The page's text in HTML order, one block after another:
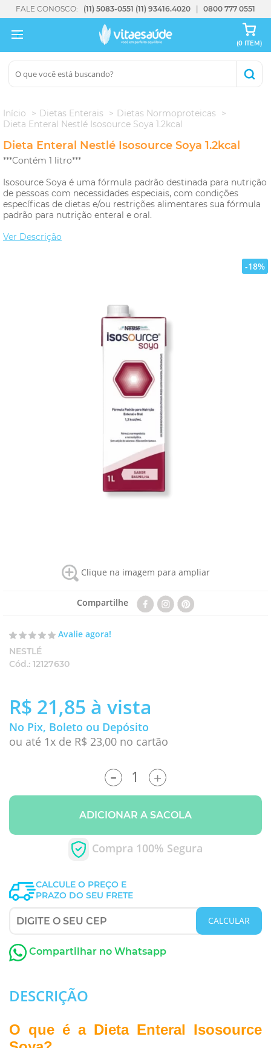
FALE CONOSCO: (11) 5083-0551 (11) 93416.4020 0800 777 0551
(0 ITEM)
Início Dietas Enterais
Dietas Normoproteicas
Dieta Enteral Nestlé Isosource Soya 1.2kcal
Dieta Enteral Nestlé Isosource Soya 1.2kcal
***Contém 1 litro***
Isosource Soya é uma fórmula padrão destinada para nutrição
de pessoas com necessidades especiais, com condições
específicas de dietas e/ou restrições alimentares sua fórmula
padrão para nutrição enteral e oral.
Ver Descrição
-18%
Clique na imagem para ampliar
Compartilhe
Avalie agora!
NESTLÉ
Cód.: 12127630
R$ 21,85 à vista
No Pix, Boleto ou Depósito
ou até 1x de R$ 23,00 no cartão
- +
ADICIONAR A SACOLA
Compra 100% Segura
CALCULE O PREÇO E
PRAZO DO SEU FRETE
CALCULAR
Compartilhar no Whatsapp
DESCRIÇÃO
O que é a Dieta Enteral Isosource